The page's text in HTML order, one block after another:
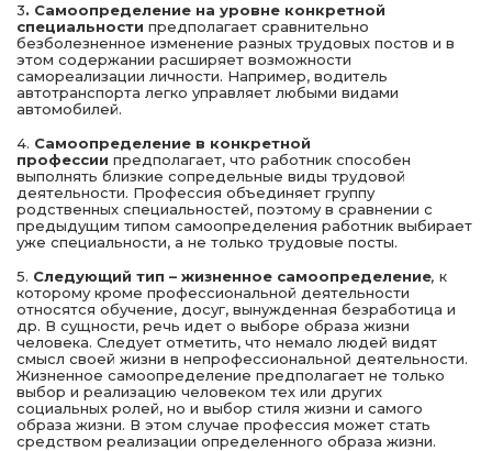
3. Самоопределение на уровне конкретной
специальности предполагает сравнительно
безболезненное изменение разных трудовых постов и в
этом содержании расширяет возможности
самореализации личности. Например, водитель
автотранспорта легко управляет любыми видами
автомобилей.
4. Самоопределение в конкретной
профессии предполагает, что работник способен
выполнять близкие сопредельные виды трудовой
деятельности. Профессия объединяет группу
родственных специальностей, поэтому в сравнении с
предыдущим типом самоопределения работник выбирает
уже специальности, а не только трудовые посты.
5. Следующий тип – жизненное самоопределение, к
которому кроме профессиональной деятельности
относятся обучение, досуг, вынужденная безработица и
др. В сущности, речь идет о выборе образа жизни
человека. Следует отметить, что немало людей видят
смысл своей жизни в непрофессиональной деятельности.
Жизненное самоопределение предполагает не только
выбор и реализацию человеком тех или других
социальных ролей, но и выбор стиля жизни и самого
образа жизни. В этом случае профессия может стать
средством реализации определенного образа жизни.